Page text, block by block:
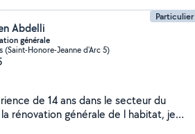
Particulier
Abdelli
générale
(Saint-Honore-Jeanne d'Arc 5)
de 14 ans dans le secteur du
rénovation générale de l habitat, je